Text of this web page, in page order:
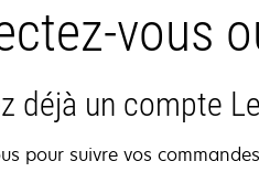
vous
déjà un compte
pour suivre vos